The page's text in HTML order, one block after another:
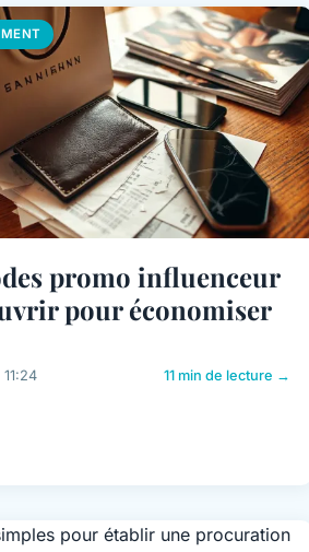
promo influenceur
pour économiser
11 min de lecture →